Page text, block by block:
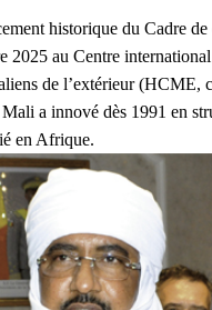
historique du Cadre
au Centre
de l’extérieur (HCME,
a innové dès 1991 en
en Afrique.